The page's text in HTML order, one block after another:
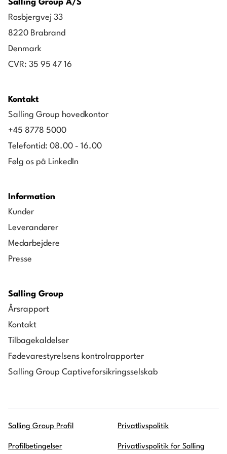
Salling Group A/S
Rosbjergvej 33
8220 Brabrand
Denmark
CVR: 35 95 47 16
Kontakt
Salling Group hovedkontor
+45 8778 5000
Telefontid: 08.00 - 16.00
Følg os på LinkedIn
Information
Kunder
Leverandører
Medarbejdere
Presse
Salling Group
Årsrapport
Kontakt
Tilbagekaldelser
Fødevarestyrelsens kontrolrapporter
Salling Group Captiveforsikringsselskab
Salling Group Profil Privatlivspolitik
Profilbetingelser Privatlivspolitik for Salling